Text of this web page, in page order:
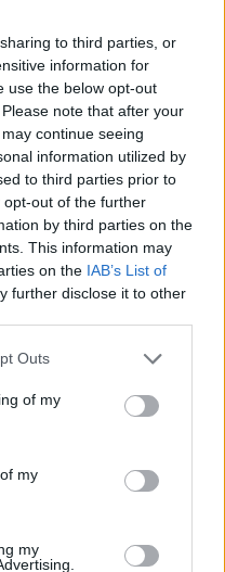
to third parties, or
information for
use the below opt-out
note that after your
continue seeing
information utilized by
to third parties prior to
out of the further
by third parties on the
This information may
on the IAB’s List of
further disclose it to other
Outs
of my
my
my
visitatori. Il contenuto di questo